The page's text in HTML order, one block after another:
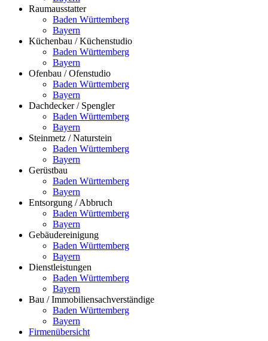
Raumausstatter
Baden Württemberg
Bayern
Küchenbau / Küchenstudio
Baden Württemberg
Bayern
Ofenbau / Ofenstudio
Baden Württemberg
Bayern
Dachdecker / Spengler
Baden Württemberg
Bayern
Steinmetz / Naturstein
Baden Württemberg
Bayern
Gerüstbau
Baden Württemberg
Bayern
Entsorgung / Abbruch
Baden Württemberg
Bayern
Gebäudereinigung
Baden Württemberg
Bayern
Dienstleistungen
Baden Württemberg
Bayern
Bau / Immobiliensachverständige
Baden Württemberg
Bayern
Firmenübersicht